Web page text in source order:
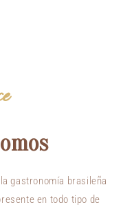
gastronomía brasileña
en todo tipo de